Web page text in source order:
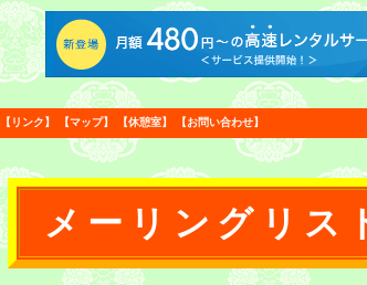
【 リンク 】 【マップ】 【休憩室】 【お問い合わせ】
メーリングリス